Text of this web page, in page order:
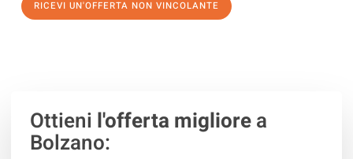
RICEVI UN'OFFERTA NON VINCOLANTE
Ottieni l'offerta migliorea
Bolzano: